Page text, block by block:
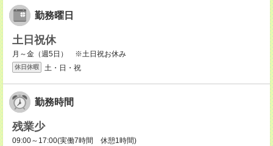
勤務曜日
土日祝休
月～金（週5日） ※土日祝お休み
休日休暇 土・日・祝
勤務時間
残業少
09:00～17:00(実働7時間 休憩1時間)